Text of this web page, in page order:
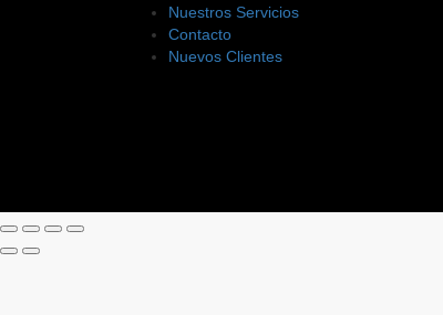
Nuestros Servicios
Contacto
Nuevos Clientes